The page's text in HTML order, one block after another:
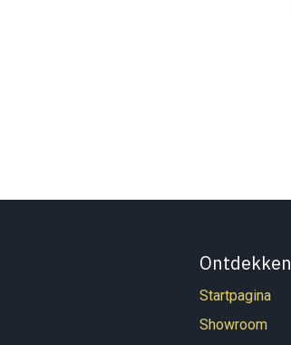
Ontdekken
Startpagina
Showroom